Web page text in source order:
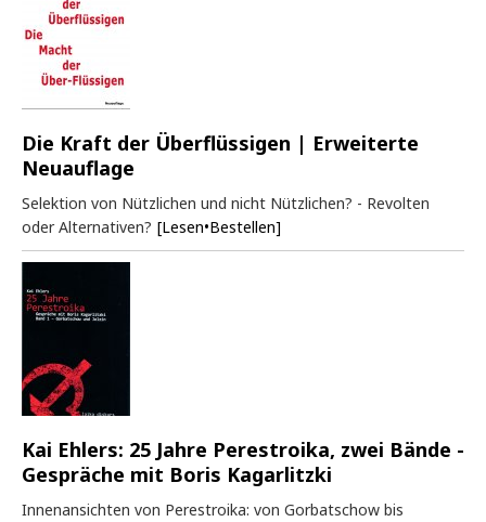
Die Kraft der Überflüssigen | Erweiterte
Neuauflage
Selektion von Nützlichen und nicht Nützlichen? - Revolten
oder Alternativen? [Lesen•Bestellen]
Kai Ehlers: 25 Jahre Perestroika, zwei Bände -
Gespräche mit Boris Kagarlitzki
Innenansichten von Perestroika: von Gorbatschow bis